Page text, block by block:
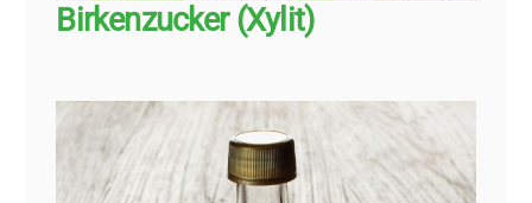
Birkenzucker (Xylit)